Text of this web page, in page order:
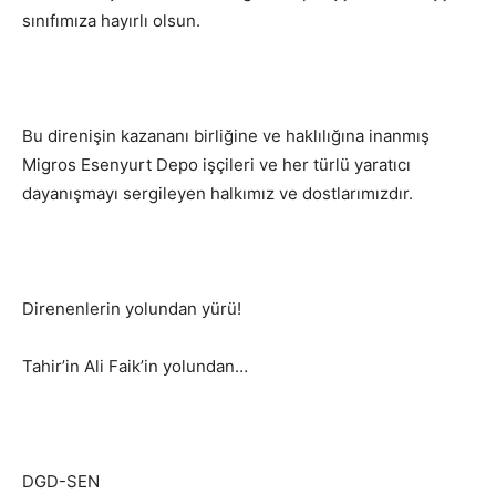
sınıfımıza hayırlı olsun.
Bu direnişin kazananı birliğine ve haklılığına inanmış
Migros Esenyurt Depo işçileri ve her türlü yaratıcı
dayanışmayı sergileyen halkımız ve dostlarımızdır.
Direnenlerin yolundan yürü!
Tahir’in Ali Faik’in yolundan…
DGD-SEN